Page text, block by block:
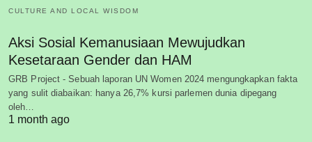
CULTURE AND LOCAL WISDOM
Aksi Sosial Kemanusiaan Mewujudkan
Kesetaraan Gender dan HAM
GRB Project - Sebuah laporan UN Women 2024 mengungkapkan fakta
yang sulit diabaikan: hanya 26,7% kursi parlemen dunia dipegang
oleh…
1 month ago